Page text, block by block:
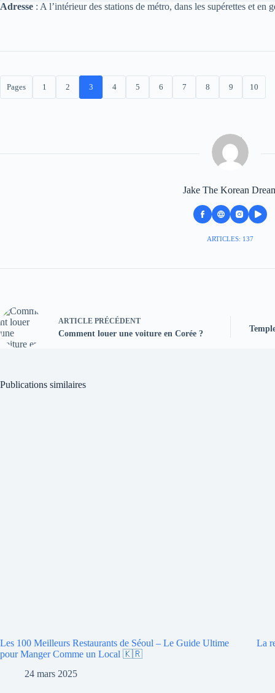
Adresse : A l’intérieur des stations de métro, dans les supérettes et en
Pages 1 2 3 4 5 6 7 8 9 10
Jake The Korean
ARTICLES: 137
ARTICLE PRÉCÉDENT
Comment louer une voiture en Corée ?
Publications similaires
Les 100 Meilleurs Restaurants de Séoul – Le Guide Ultime
pour Manger Comme un Local 🇰🇷
24 mars 2025
La